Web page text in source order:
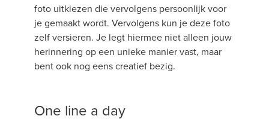
foto uitkiezen die vervolgens persoonlijk voor
je gemaakt wordt. Vervolgens kun je deze foto
zelf versieren. Je legt hiermee niet alleen jouw
herinnering op een unieke manier vast, maar
bent ook nog eens creatief bezig.
One line a day